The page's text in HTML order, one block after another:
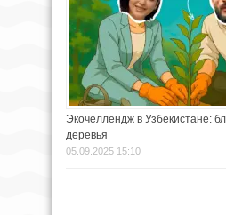
Экочеллендж в Узбекистане:
деревья
05.09.2025 15:10